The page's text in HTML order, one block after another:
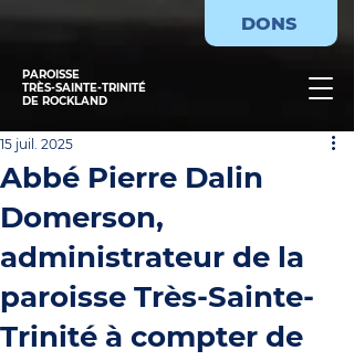
PAROISSE
TRÈS-SAINTE-TRINITÉ
DE ROCKLAND
DONS
Abbé Pierre Dalin
Domerson,
administrateur de la
paroisse Très-Sainte-
Trinité à compter de
15 juil. 2025